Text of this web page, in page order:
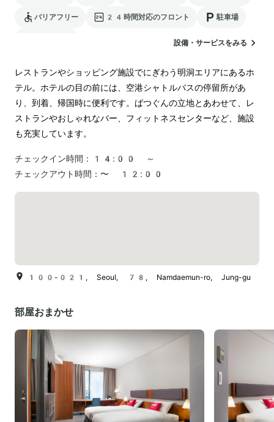
バリアフリー 24時間対応のフロント 駐車場
設備・サービスをみる
レストランやショッピング施設でにぎわう明洞エリアにあるホ
テル。ホテルの目の前には、空港シャトルバスの停留所があ
り、到着、帰国時に便利です。ばつぐんの立地とあわせて、レ
ストランやおしゃれなバー、フィットネスセンターなど、施設
も充実しています。
チェックイン時間：
14:00 ～
チェックアウト時間： 〜 12:00
100-021, Seoul, 78, Namdaemun-ro, Jung-gu
部屋おまかせ